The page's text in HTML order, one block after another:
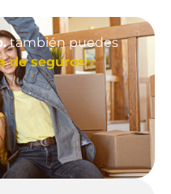
también puedes
de seguros